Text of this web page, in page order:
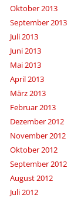
Oktober 2013
September 2013
Juli 2013
Juni 2013
Mai 2013
April 2013
März 2013
Februar 2013
Dezember 2012
November 2012
Oktober 2012
September 2012
August 2012
Juli 2012